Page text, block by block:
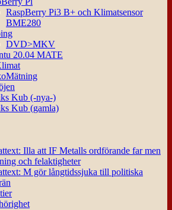
RaspBerry Pi3 B+ och Klimatsensor
BME280
DVD>MKV
20.04 MATE
Kub (-nya-)
Kub (gamla)
Illa att IF Metalls ordförande far men
och felaktigheter
M gör långtidssjuka till politiska